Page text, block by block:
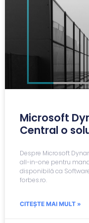
Microsoft
Central o
Despre Microsoft
all-in-one pentru
disponibilă ca
forbes.ro.
CITEȘTE MAI MULT »